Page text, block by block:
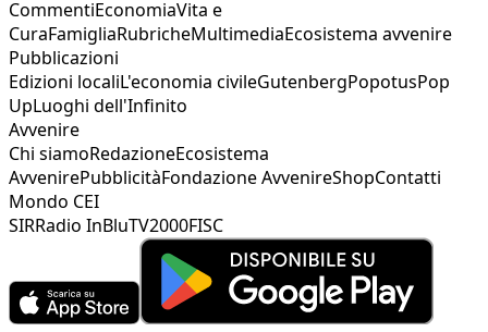
CommentiEconomiaVita e
CuraFamigliaRubricheMultimediaEcosistema avvenire
Pubblicazioni
Edizioni localiL'economia civileGutenbergPopotusPop
UpLuoghi dell'Infinito
Avvenire
Chi siamoRedazioneEcosistema
AvvenirePubblicitàFondazione AvvenireShopContatti
Mondo CEI
SIRRadio InBluTV2000FISC